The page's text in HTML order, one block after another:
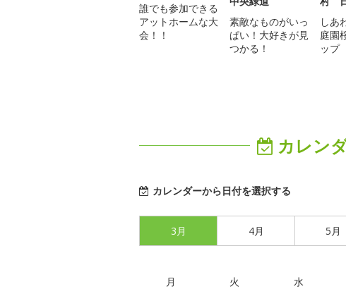
誰でも参加できる
アットホームな大
会！！
素敵なものがいっ
ぱい！大好きが見
つかる！
しあ
庭園
ップ
カレン
カレンダーから日付を選択する
3月 4月 5月
月 火 水